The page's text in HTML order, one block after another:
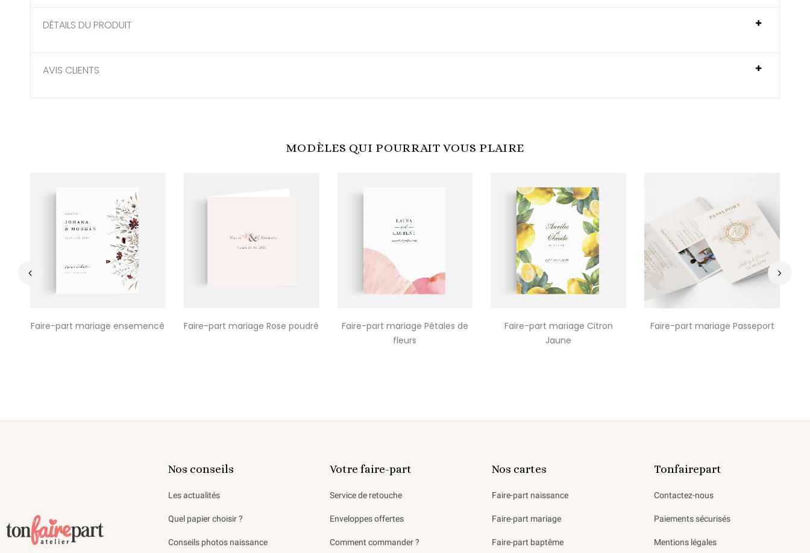
DÉTAILS DU PRODUIT
AVIS CLIENTS
MODÈLES QUI POURRAIT VOUS PLAIRE
Faire-part mariage ensemencé Faire-part mariage Rose poudré
Faire-part mariage Pétales de
fleurs
Faire-part mariage Citron
Jaune
Faire-part mariage Passeport
Nos conseils
Les actualités
Quel papier choisir ?
Conseils photos naissance
Votre faire-part
Service de retouche
Enveloppes offertes
Comment commander ?
Nos cartes
Faire-part naissance
Faire-part mariage
Faire-part baptême
Tonfairepart
Contactez-nous
Paiements sécurisés
Mentions légales